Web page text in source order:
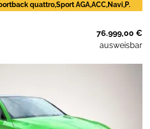
quattro,Sport AGA,ACC,Navi,P.
76.999,00 €
ausweisbar